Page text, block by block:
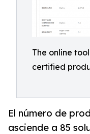
The online
certified
El número de
asciende a 85